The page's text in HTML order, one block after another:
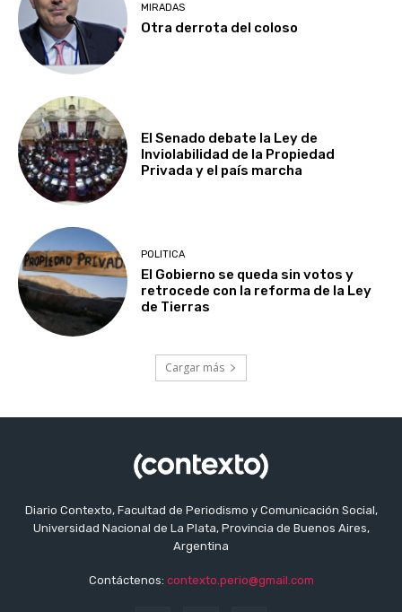
MIRADAS
Otra derrota del coloso
El Senado debate la Ley de
Inviolabilidad de la Propiedad
Privada y el país marcha
POLITICA
El Gobierno se queda sin votos y
retrocede con la reforma de la Ley
de Tierras
Cargar más
Diario Contexto, Facultad de Periodismo y Comunicación Social,
Universidad Nacional de La Plata, Provincia de Buenos Aires,
Argentina
Contáctenos: contexto.perio@gmail.com